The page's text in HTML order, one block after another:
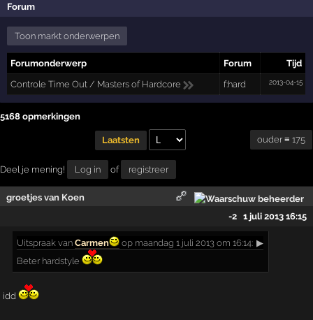
Forum
Toon markt onderwerpen
Forumonderwerp Forum
Tijd
Controle Time Out / Masters of Hardcore
f:hard 2013-04-15
5168 opmerkingen
Laatsten ouder ≡ 175
Deel je mening! Log in of registreer
groetjes van Koen
-2
1 juli 2013 16:15
Uitspraak vanCarmen op maandag 1 juli 2013 om 16:14: ▶
Beter hardstyle
idd